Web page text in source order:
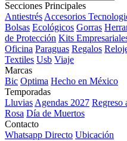
Secciones Principales
Antiestrés Accesorios
Bolsas Ecológicos Gorras
de Protección Kits
Oficina Paraguas Regalos
Textiles Usb Viaje
Marcas
Bic Optima Hecho en México
Temporadas
Lluvias Agendas 2027 Regreso
Rosa Día de Muertos
Contacto
Whatsapp Directo Ubicación